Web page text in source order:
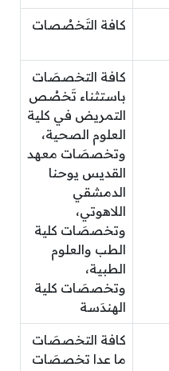
كافة التَخصُصات
كافة التخصصَات
باستثناء تَخصُص
التمريض في كلية
العلوم الصحية،
وتخصصَات معهد
القديس يوحنا
الدمشقي
اللاهوتي،
وتخصصَات كلية
الطب والعلوم
الطبية،
وتخصصَات كلية
الهندَسة
كافة التخصصَات
ما عدا تخصصَات